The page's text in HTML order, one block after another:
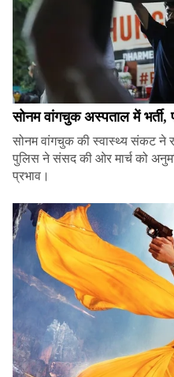
सोनम वांगचुक अस्पताल में
सोनम वांगचुक की स्वास्थ्य संकट ने
पुलिस ने संसद की ओर मार्च को
प्रभाव।